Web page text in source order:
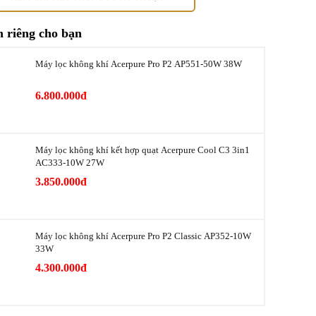
Laser PM1.0, PM2.5 và Khí Gas (VOCs)
LCD theo dõi chất lượng không khí
Trái - Phải và Lên - Xuống
25 đến 56 dB
25.3cm * 25.3cm * 85cm
riêng cho bạn
Máy lọc không khí Acerpure Pro P2 AP551-50W 38W
6.800.000đ
Máy lọc không khí kết hợp quạt Acerpure Cool C3 3in1
AC333-10W 27W
3.850.000đ
Máy lọc không khí Acerpure Pro P2 Classic AP352-10W
33W
4.300.000đ